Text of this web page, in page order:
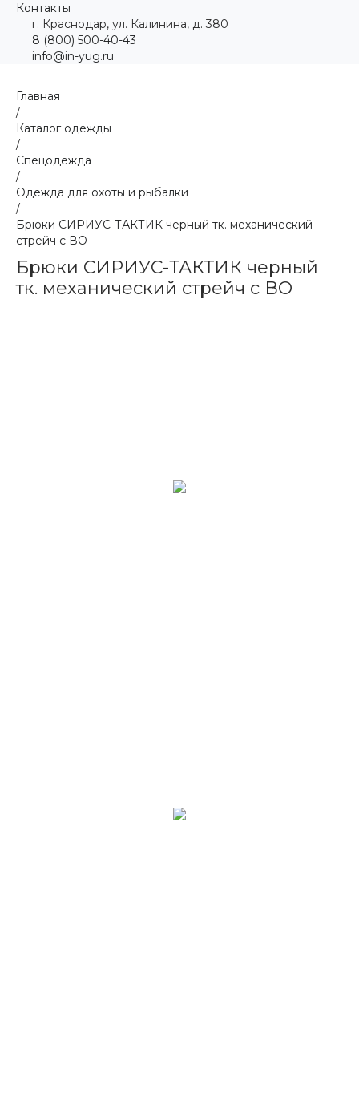
Контакты
г. Краснодар, ул. Калинина, д. 380
8 (800) 500-40-43
info@in-yug.ru
Главная
/
Каталог одежды
/
Спецодежда
/
Одежда для охоты и рыбалки
/
Брюки СИРИУС-ТАКТИК черный тк. механический
стрейч с ВО
Брюки СИРИУС-ТАКТИК черный
тк. механический стрейч с ВО